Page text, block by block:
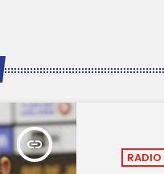
insert_link